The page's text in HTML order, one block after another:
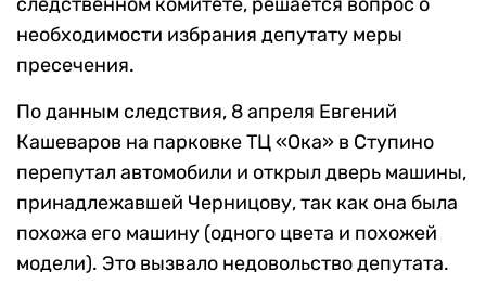
необходимости избрания депутату меры
пресечения.
По данным следствия, 8 апреля Евгений
Кашеваров на парковке ТЦ «Ока» в Ступино
перепутал автомобили и открыл дверь машины,
принадлежавшей Черницову, так как она была
похожа его машину (одного цвета и похожей
модели). Это вызвало недовольство депутата.